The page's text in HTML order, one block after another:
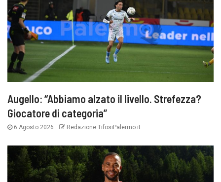
Augello: “Abbiamo alzato il livello. Strefezza?
Giocatore di categoria”
6 Agosto 2026 Redazione TifosiPalermo.it